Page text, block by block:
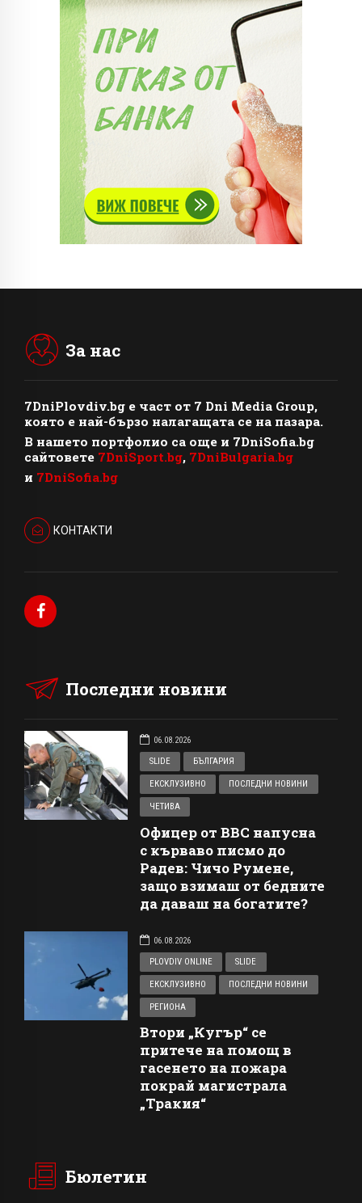
За нас
7DniPlovdiv.bg e част от 7 Dni Media Group,
която е най-бързо налагащата се на пазара.
В нашето портфолио са още и 7DniSofia.bg
сайтовете 7DniSport.bg, 7DniBulgaria.bg
и 7DniSofia.bg
КОНТАКТИ
Последни новини
06.08.2026
SLIDE
БЪЛГАРИЯ
ЕКСКЛУЗИВНО ПОСЛЕДНИ НОВИНИ
ЧЕТИВА
Офицер от ВВС напусна
с кърваво писмо до
Радев: Чичо Румене,
защо взимаш от бедните
да даваш на богатите?
06.08.2026
PLOVDIV ONLINE
SLIDE
ЕКСКЛУЗИВНО ПОСЛЕДНИ НОВИНИ
РЕГИОНА
Втори „Кугър“ се
притече на помощ в
гасенето на пожара
покрай магистрала
„Тракия“
Бюлетин